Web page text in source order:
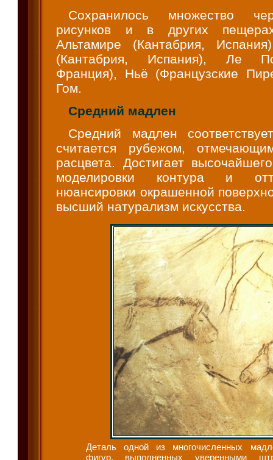
Сохранилось множество
рисунков и в других
Альтамире (Кантабрия,
(Кантабрия, Испания), Ле
Франция), Ньё (Французские
Гом.
Средний мадлен
Средний мадлен
считается рубежом,
расцвета. Достигает
моделировки контура и
нюансировки окрашенной
высший натурализм искусства.
Деталь одной из многочисленных
фигур, выполненных уверенными